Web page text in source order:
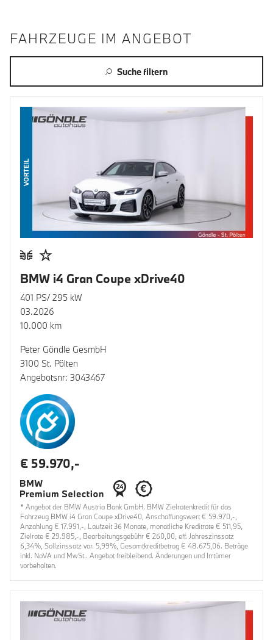
FAHRZEUGE IM ANGEBOT
Suche filtern
VORTEIL
BMW i4 Gran Coupe xDrive40
401 PS/ 295 kW
03.2026
10.000 km
Peter Göndle GesmbH
3100 St. Pölten
Angebotsnr: 3043467
€ 59.970,-
* Angebot der BMW Austria Bank GmbH. BMW Zielratenkredit für das
Fahrzeug BMW i4 Gran Coupe xDrive40, Anschaffungswert € 59.970,-,
Anzahlung € 17.991,-, Laufzeit 36 Monate, monatliche Kreditrate € 511,95,
Zielrate € 29.985,-, Bearbeitungsgebühr € 260,00, eff. Jahreszinssatz
6,34%, Sollzinssatz var. 5,99%, Gesamtkreditbetrag € 48.675,06. Beträge
inkl. NoVA und MwSt.. Angebot freibleibend. Änderungen und Irrtümer
vorbehalten.